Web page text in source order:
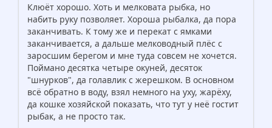
Клюёт хорошо. Хоть и мелковата рыбка, но
набить руку позволяет. Хороша рыбалка, да пора
заканчивать. К тому же и перекат с ямками
заканчивается, а дальше мелководный плёс с
заросшим берегом и мне туда совсем не хочется.
Поймано десятка четыре окуней, десяток
"шнурков", да голавлик с жерешком. В основном
всё обратно в воду, взял немного на уху, жарёху,
да кошке хозяйской показать, что тут у неё гостит
рыбак, а не просто так.